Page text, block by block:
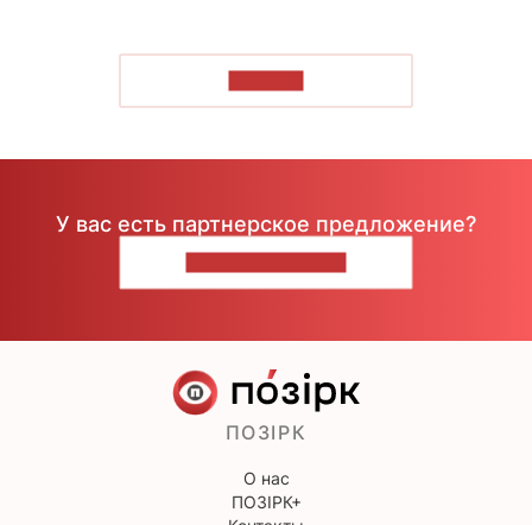
У вас есть партнерское предложение?
ПОЗІРК
О нас
ПОЗІРК+